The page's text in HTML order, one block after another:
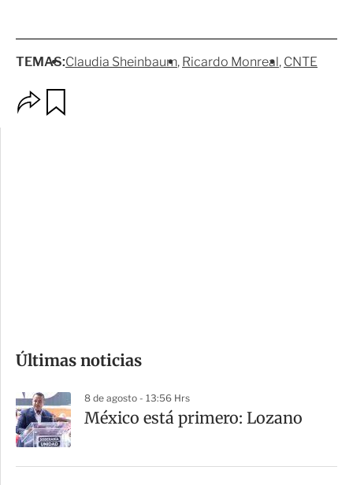
TEMAS:Claudia Sheinbaum Ricardo Monreal CNTE
m
a
r
t
Últimas noticias
8 de agosto - 13:56 Hrs
México está primero: Lozano